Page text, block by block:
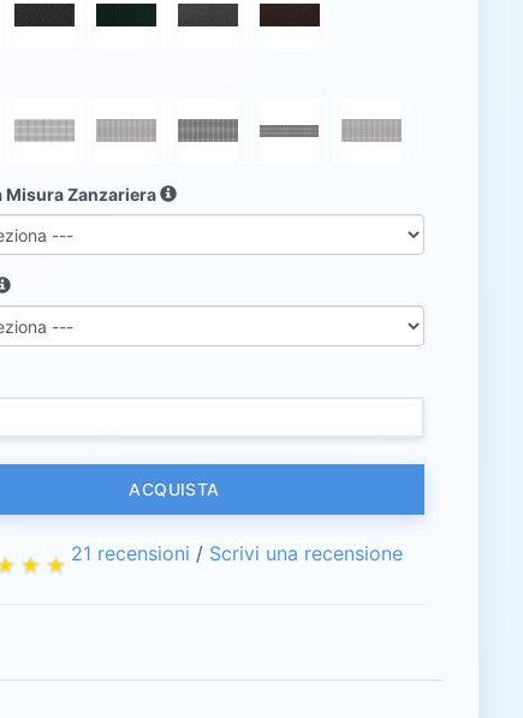
Misura Zanzariera
ACQUISTA
21 recensioni / Scrivi una recensione